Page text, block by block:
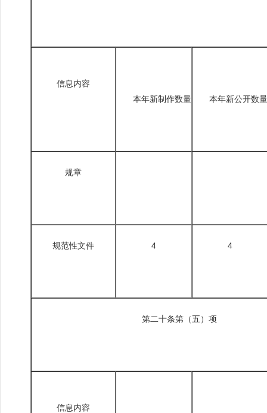
信息内容
本年新制作数量
本年新公开数量
规章
规范性文件 4 4
第二十条第（五）项
信息内容